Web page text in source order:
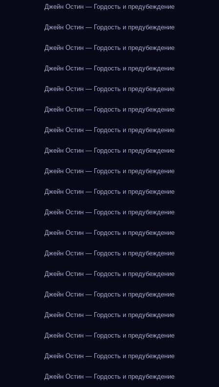
Джейн Остин — Гордость и предубеждение
Джейн Остин — Гордость и предубеждение
Джейн Остин — Гордость и предубеждение
Джейн Остин — Гордость и предубеждение
Джейн Остин — Гордость и предубеждение
Джейн Остин — Гордость и предубеждение
Джейн Остин — Гордость и предубеждение
Джейн Остин — Гордость и предубеждение
Джейн Остин — Гордость и предубеждение
Джейн Остин — Гордость и предубеждение
Джейн Остин — Гордость и предубеждение
Джейн Остин — Гордость и предубеждение
Джейн Остин — Гордость и предубеждение
Джейн Остин — Гордость и предубеждение
Джейн Остин — Гордость и предубеждение
Джейн Остин — Гордость и предубеждение
Джейн Остин — Гордость и предубеждение
Джейн Остин — Гордость и предубеждение
Джейн Остин — Гордость и предубеждение